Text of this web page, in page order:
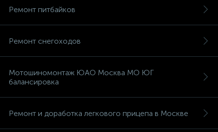
Ремонт питбайков
Ремонт снегоходов
Мотошиномонтаж ЮАО Москва МО ЮГ
балансировка
Ремонт и доработка легкового прицепа в Москве